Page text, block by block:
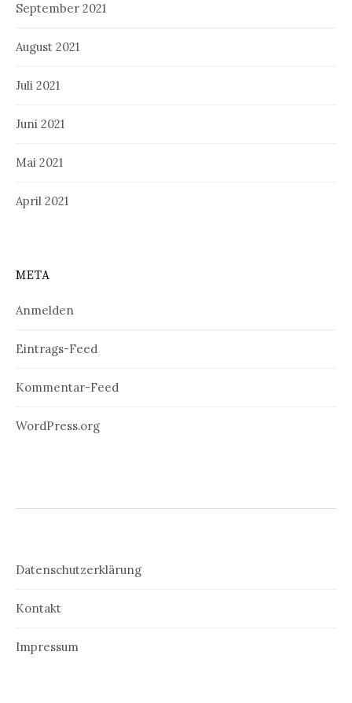
September 2021
August 2021
Juli 2021
Juni 2021
Mai 2021
April 2021
META
Anmelden
Eintrags-Feed
Kommentar-Feed
WordPress.org
Datenschutzerklärung
Kontakt
Impressum